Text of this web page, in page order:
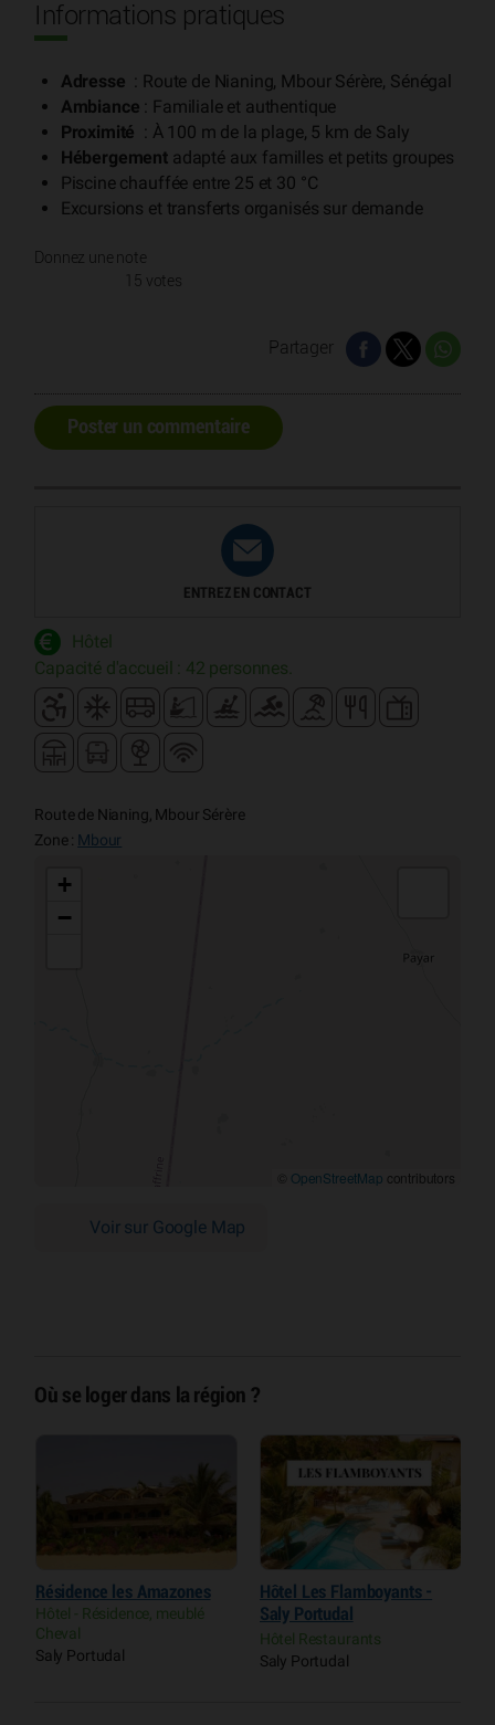
Informations pratiques
Adresse : Route de Nianing, Mbour Sérère, Sénégal
Ambiance : Familiale et authentique
Proximité : À 100 m de la plage, 5 km de Saly
Hébergement adapté aux familles et petits groupes
Piscine chauffée entre 25 et 30 °C
Excursions et transferts organisés sur demande
Donnez une note
15 votes
Partager
Poster un commentaire
ENTREZ EN CONTACT
Hôtel
Capacité d'accueil : 42 personnes.
Route de Nianing, Mbour Sérère
Zone : Mbour
+
−
OpenStreetMap contributors
Voir sur Google Map
Où se loger dans la région ?
Résidence les Amazones
Hôtel - Résidence, meublé
Cheval
Saly Portudal
Hôtel Les Flamboyants -
Saly Portudal
Hôtel Restaurants
Saly Portudal